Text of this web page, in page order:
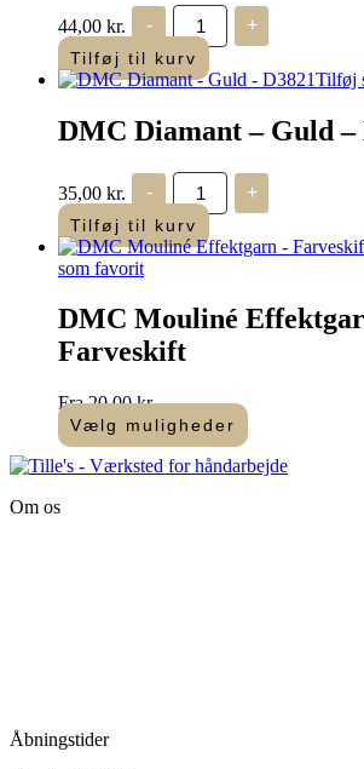
44,00 kr. -
Ekstra
stærk
polyestertråd
-
"Kineser
antal
+
Tilføj til kurv
Tilføj
DMC Diamant – Guld –
35,00 kr. -
DMC
Diamant
-
Guld
-
+
Tilføj til kurv
som favorit
DMC Mouliné
Farveskift
Fra20,00kr.
Vælg muligheder
Dette
vare
flere
Om os
Åbningstider